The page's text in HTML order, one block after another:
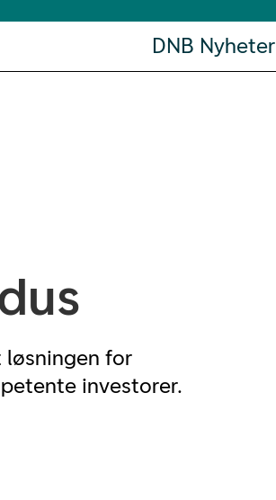
DNB Nyheter
løsningen for
investorer.